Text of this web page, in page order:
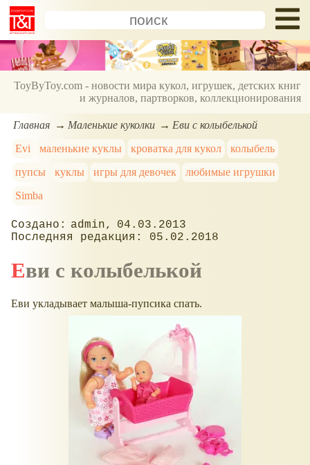
ToyByToy.com - новости мира кукол, игрушек, детских книг
и журналов, партворков, коллекционирования
Главная Маленькие куколки
Еви с колыбелькой
Evi
маленькие куклы кроватка для кукол
колыбель
пупсы
куклы игры для девочек
любимые игрушки
Simba
admin
04.03.2013
05.02.2018
Еви с колыбелькой
Еви укладывает малыша-пупсика спать.